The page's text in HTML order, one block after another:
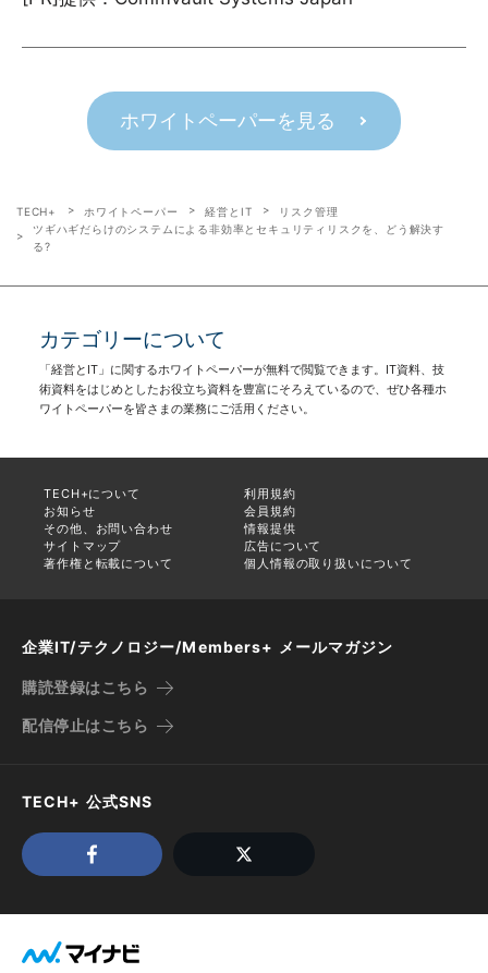
ホワイトペーパーを見る
TECH+ ホワイトペーパー 経営とIT
リスク管理
ツギハギだらけのシステムによる非効率とセキュリティリスクを、どう解決す
る?
カテゴリーについて
「経営とIT」に関するホワイトペーパーが無料で閲覧できます。IT資料、技
術資料をはじめとしたお役立ち資料を豊富にそろえているので、ぜひ各種ホ
ワイトペーパーを皆さまの業務にご活用ください。
TECH+について
利用規約
お知らせ
会員規約
その他、お問い合わせ
情報提供
サイトマップ
広告について
著作権と転載について
個人情報の取り扱いについて
企業IT/テクノロジー/Members+ メールマガジン
購読登録はこちら
配信停止はこちら
TECH+ 公式SNS